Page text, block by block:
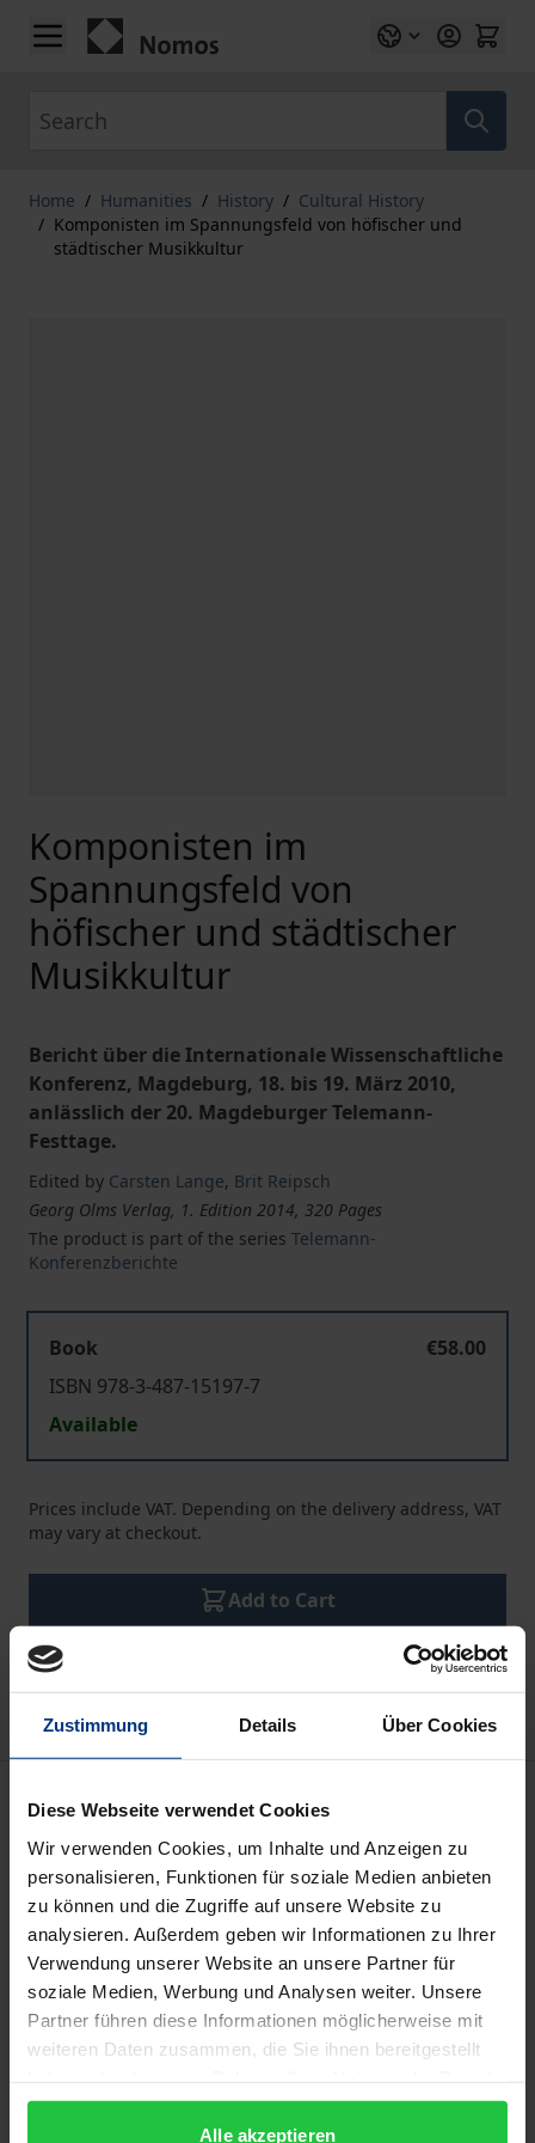
Zustimmung Details Über Cookies
Diese Webseite verwendet Cookies
Wir verwenden Cookies, um Inhalte und Anzeigen zu
personalisieren, Funktionen für soziale Medien anbieten
zu können und die Zugriffe auf unsere Website zu
analysieren. Außerdem geben wir Informationen zu Ihrer
Verwendung unserer Website an unsere Partner für
soziale Medien, Werbung und Analysen weiter. Unsere
Partner führen diese Informationen möglicherweise mit
weiteren Daten zusammen, die Sie ihnen bereitgestellt
gesammelt haben.
Alle akzeptieren
Skip to Content
Home / Humanities / History / Cultural History
/ Komponisten im Spannungsfeld von höfischer und
städtischer Musikkultur
Komponisten im
Spannungsfeld von
höfischer und städtischer
Musikkultur
Bericht über die Internationale Wissenschaftliche
Konferenz, Magdeburg, 18. bis 19. März 2010,
anlässlich der 20. Magdeburger Telemann-
Festtage.
Edited by Carsten Lange, Brit Reipsch
Georg Olms Verlag, 1. Edition 2014, 320 Pages
The product is part of the series Telemann-
Konferenzberichte
Book
€58.00
ISBN 978-3-487-15197-7
Available
Prices include VAT. Depending on the delivery address, VAT
may vary at checkout.
Add to Cart
Add to Wish List
Delivery cost notice
Georg Philipp Telemanns Lebensstationen, sein
Œuvre und Tätigkeitsfeld, seine Korrespondenz und
autobiographischen Äußerungen widerspiegeln
exemplarisch Facetten des für das 18. Jahrhundert
charakteristischen Spannungsfeldes zwischen
höfischer und städtischer Musikkultur. Über seinen
Wechsel vom höfischen in ein städtisches Amt
schrieb Telemann: „Wer Zeit seines Lebens fest
sitzen wolle, müsse sich in einer Republick